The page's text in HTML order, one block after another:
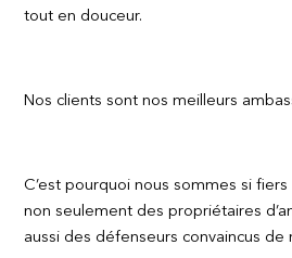
tout en douceur.
Nos clients sont nos meilleurs
C’est pourquoi nous sommes si
non seulement des propriétaires
aussi des défenseurs convaincus de